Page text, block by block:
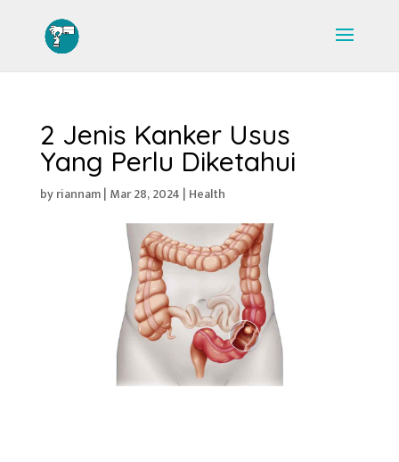
2 Jenis Kanker Usus
Yang Perlu Diketahui
byriannam| Mar 28, 2024 | Health